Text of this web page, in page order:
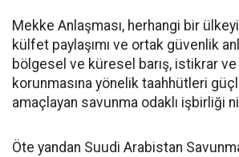
Mekke Anlaşması, herhangi bir
külfet paylaşımı ve ortak güvenlik
bölgesel ve küresel barış, istikrar ve
korunmasına yönelik taahhütleri
amaçlayan savunma odaklı işbirliği
Öte yandan Suudi Arabistan